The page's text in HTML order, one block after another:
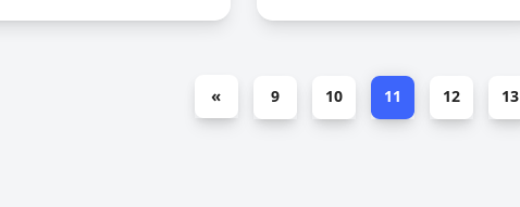
кардиореабилитации
инфарктом
миокарда после
« 9 10 11 12 13